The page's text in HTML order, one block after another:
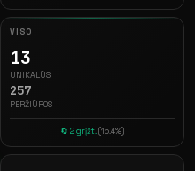
VISO
13
UNIKALŪS
257
PERŽIŪROS
🔄 2 grįžt.(15.4%)